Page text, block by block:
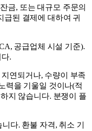
금, 또는 대규모 주문의
된 결제에 대하여 귀
공급업체 시설 기준).
.
연되거나, 수량이 부족
력을 기울일 것이나(적
지 않습니다. 분쟁이 플
다. 환불 자격, 취소 기